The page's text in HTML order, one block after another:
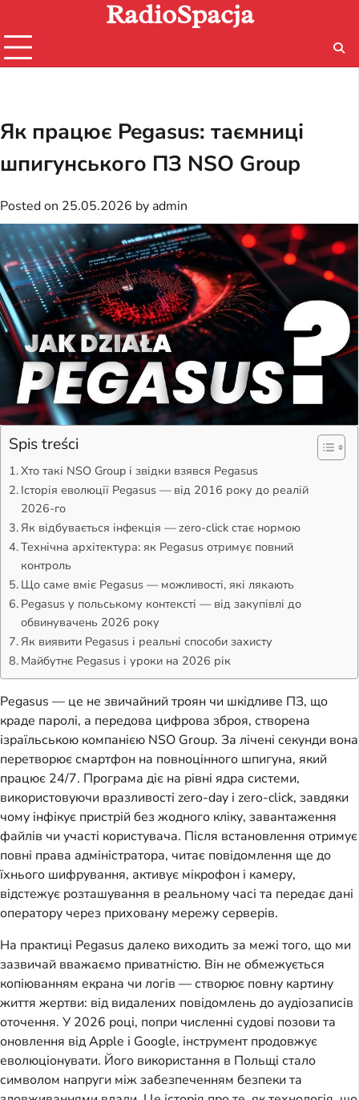
content
RadioSpacja
Як працює Pegasus: таємниці
шпигунського ПЗ NSO Group
Posted on 25.05.2026 by admin
Spis treści
Хто такі NSO Group і звідки взявся Pegasus
Історія еволюції Pegasus — від 2016 року до реалій
2026-го
Як відбувається інфекція — zero-click стає нормою
Технічна архітектура: як Pegasus отримує повний
контроль
Що саме вміє Pegasus — можливості, які лякають
Pegasus у польському контексті — від закупівлі до
обвинувачень 2026 року
Як виявити Pegasus і реальні способи захисту
Майбутнє Pegasus і уроки на 2026 рік
Pegasus — це не звичайний троян чи шкідливе ПЗ, що
краде паролі, а передова цифрова зброя, створена
ізраїльською компанією NSO Group. За лічені секунди вона
перетворює смартфон на повноцінного шпигуна, який
працює 24/7. Програма діє на рівні ядра системи,
використовуючи вразливості zero-day і zero-click, завдяки
чому інфікує пристрій без жодного кліку, завантаження
файлів чи участі користувача. Після встановлення отримує
повні права адміністратора, читає повідомлення ще до
їхнього шифрування, активує мікрофон і камеру,
відстежує розташування в реальному часі та передає дані
оператору через приховану мережу серверів.
На практиці Pegasus далеко виходить за межі того, що ми
зазвичай вважаємо приватністю. Він не обмежується
копіюванням екрана чи логів — створює повну картину
життя жертви: від видалених повідомлень до аудіозаписів
оточення. У 2026 році, попри численні судові позови та
оновлення від Apple і Google, інструмент продовжує
еволюціонувати. Його використання в Польщі стало
символом напруги між забезпеченням безпеки та